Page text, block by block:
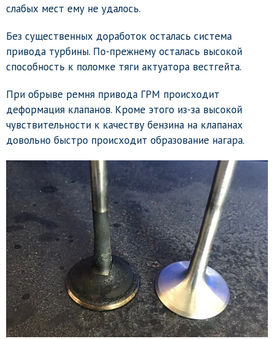
слабых мест ему не удалось.
Без существенных доработок осталась система
привода турбины. По-прежнему осталась высокой
способность к поломке тяги актуатора вестгейта.
При обрыве ремня привода ГРМ происходит
деформация клапанов. Кроме этого из-за высокой
чувствительности к качеству бензина на клапанах
довольно быстро происходит образование нагара.